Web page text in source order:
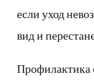
если уход
вид и
Профилактика